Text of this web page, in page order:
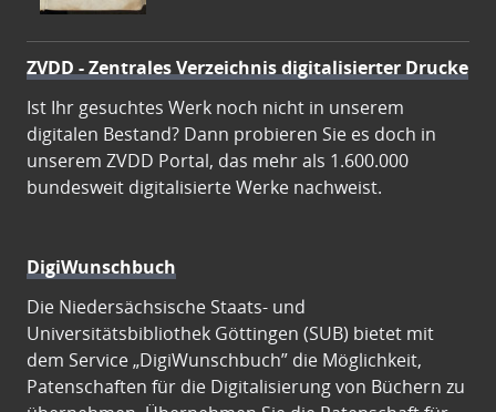
ZVDD - Zentrales Verzeichnis digitalisierter Drucke
Ist Ihr gesuchtes Werk noch nicht in unserem
digitalen Bestand? Dann probieren Sie es doch in
unserem ZVDD Portal, das mehr als 1.600.000
bundesweit digitalisierte Werke nachweist.
DigiWunschbuch
Die Niedersächsische Staats- und
Universitätsbibliothek Göttingen (SUB) bietet mit
dem Service „DigiWunschbuch” die Möglichkeit,
Patenschaften für die Digitalisierung von Büchern zu